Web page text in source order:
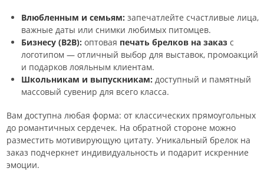
Влюбленным и семьям: запечатлейте счастливые лица,
важные даты или снимки любимых питомцев.
Бизнесу (B2B): оптовая печать брелков на заказ с
логотипом — отличный выбор для выставок, промоакций
и подарков лояльным клиентам.
Школьникам и выпускникам: доступный и памятный
массовый сувенир для всего класса.
Вам доступна любая форма: от классических прямоугольных
до романтичных сердечек. На обратной стороне можно
разместить мотивирующую цитату. Уникальный брелок на
заказ подчеркнет индивидуальность и подарит искренние
эмоции.